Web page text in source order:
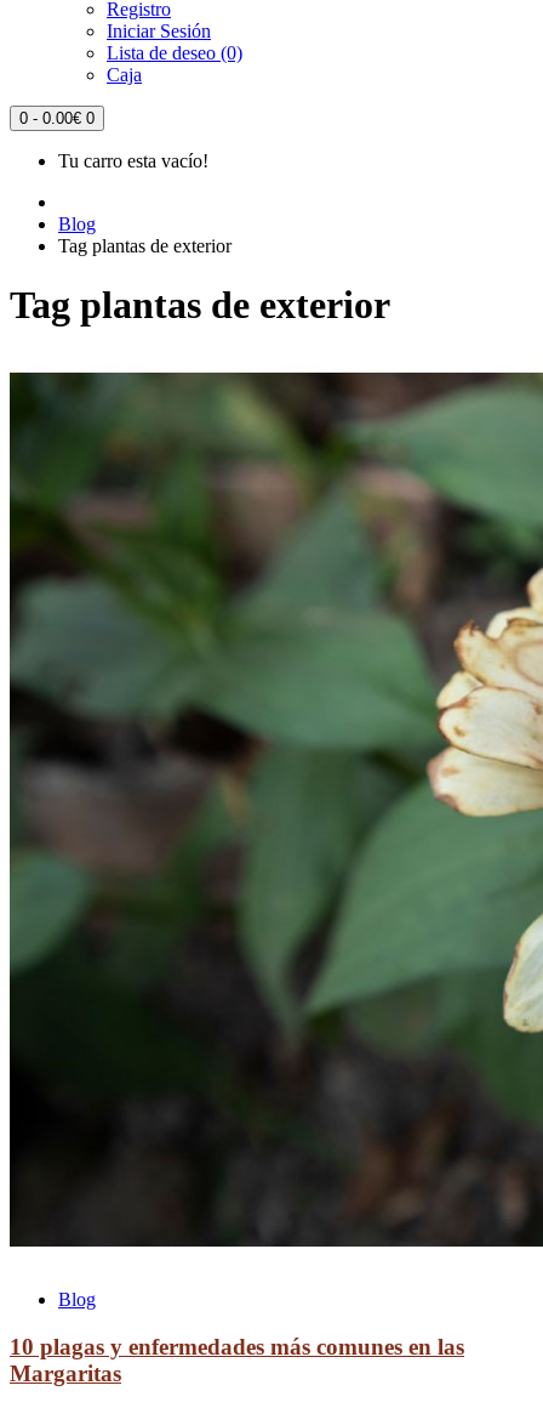
Registro
Iniciar Sesión
Lista de deseo (0)
Caja
0 - 0.00€ 0
Tu carro esta vacío!
Blog
Tag plantas de exterior
Tag plantas de exterior
Blog
10 plagas y enfermedades más comunes en las
Margaritas